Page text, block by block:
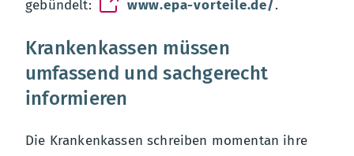
gebündelt:
www.epa-vorteile.de/.
Krankenkassen müssen
umfassend und sachgerecht
informieren
Die Krankenkassen schreiben momentan ihre